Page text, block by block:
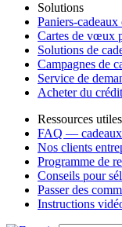
Solutions
Paniers-
Cartes de vœux
Solutions de
Campagnes de
Service de
Acheter du
Ressources utiles
FAQ — cadeaux
Nos clients
Programme de
Conseils pour
Passer des
Instructions